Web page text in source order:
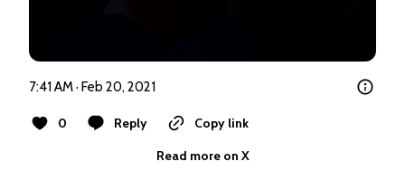
7:41 AM · Feb 20, 2021
0 Reply
Copy link
Read more on X